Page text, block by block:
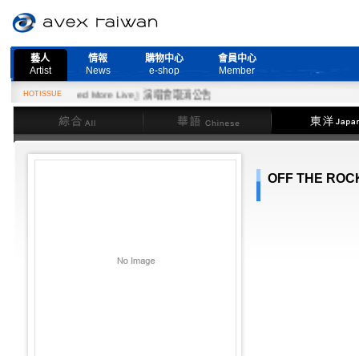
藝人
Artist
情報
News
購物中心
e-shop
會員中心
Member
HOTISSUE
『Need More Live』演唱會取消公告
綜合
華語 東洋
OFF THE